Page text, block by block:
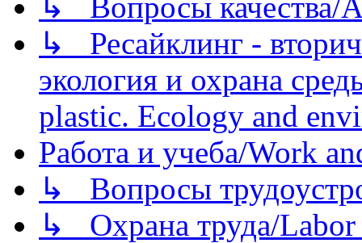
↳ Вопросы качества/
↳ Ресайклинг -
экология и охрана
plastic. Ecology and
Работа и учеба/Work
↳ Вопросы
↳ Охрана труда/Labor